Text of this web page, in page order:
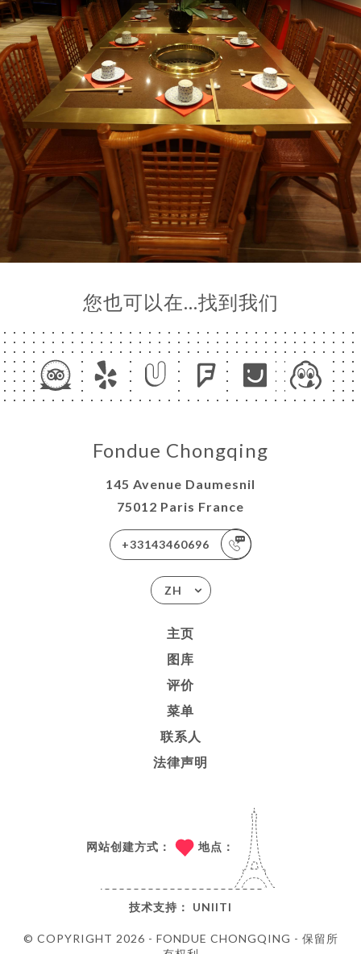
您也可以在…找到我们
Fondue Chongqing
145 Avenue Daumesnil
75012 Paris France
+33143460696
ZH
主页
图库
评价
菜单
联系人
法律声明
© COPYRIGHT 2026 - FONDUE CHONGQING - 保留所
网站创建方式： 地点：
技术支持： UNIITI